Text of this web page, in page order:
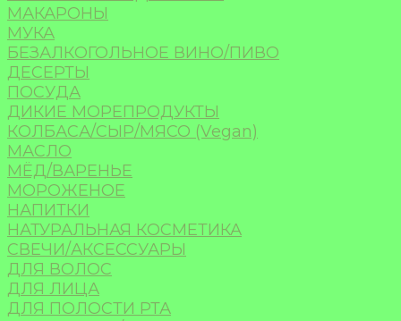
МАКАРОНЫ
МУКА
БЕЗАЛКОГОЛЬНОЕ ВИНО/ПИВО
ДЕСЕРТЫ
ПОСУДА
ДИКИЕ МОРЕПРОДУКТЫ
КОЛБАСА/СЫР/МЯСО (Vegan)
МАСЛО
МЁД/ВАРЕНЬЕ
МОРОЖЕНОЕ
НАПИТКИ
НАТУРАЛЬНАЯ КОСМЕТИКА
СВЕЧИ/АКСЕССУАРЫ
ДЛЯ ВОЛОС
ДЛЯ ЛИЦА
ДЛЯ ПОЛОСТИ РТА